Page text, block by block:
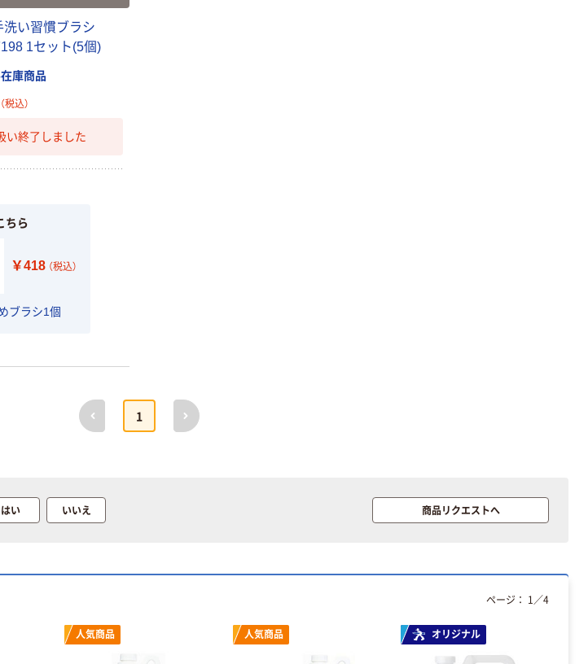
洗い習慣ブラシ
1セット(5個)
庫商品
（税込）
い終了しました
ちら
￥418 （税込）
ブラシ1個
前へ
1
次へ
はい いいえ 商品リクエストへ
人気商品 人気商品 オリジナル
ページ： 1 ／4